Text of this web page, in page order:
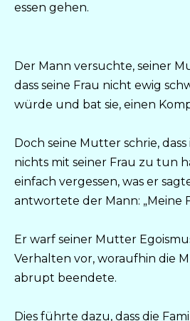
essen gehen.
Der Mann versuchte, seiner
dass seine Frau nicht ewig
würde und bat sie, einen
Doch seine Mutter schrie,
nichts mit seiner Frau zu tun
einfach vergessen, was er
antwortete der Mann: „Meine
Er warf seiner Mutter
Verhalten vor, woraufhin die
abrupt beendete.
Dies führte dazu, dass die